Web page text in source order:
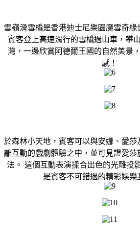
雪嶺滑雪橇是香港迪士尼樂園魔雪奇緣
賓客登上高速滑行的雪橇過山車，攀
灣，一邊欣賞阿德爾王國的自然美景
感！
於森林小天地，賓客可以與安娜、愛莎
離互動的戲劇體驗之中，並可見證愛
法。 這個互動表演揉合出色的光雕投
是賓客不可錯過的精彩娛樂